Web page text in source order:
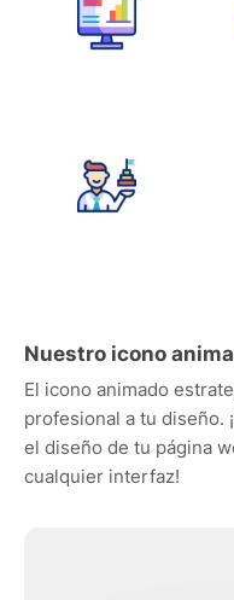
Nuestro icono
El icono animado
profesional a tu diseño.
el diseño de tu página
cualquier interfaz!